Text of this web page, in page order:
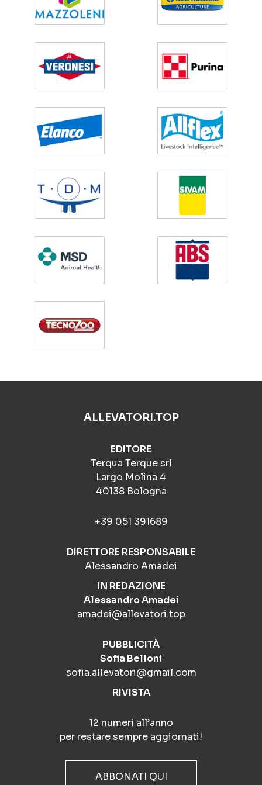
ALLEVATORI.TOP
EDITORE
Terqua Terque srl
Largo Molina 4
40138 Bologna
+39 051 391689
DIRETTORE RESPONSABILE
Alessandro Amadei
IN REDAZIONE
Alessandro Amadei
amadei@allevatori.top
PUBBLICITÀ
Sofia Belloni
sofia.allevatori@gmail.com
RIVISTA
12 numeri all’anno
per restare sempre aggiornati!
ABBONATI QUI